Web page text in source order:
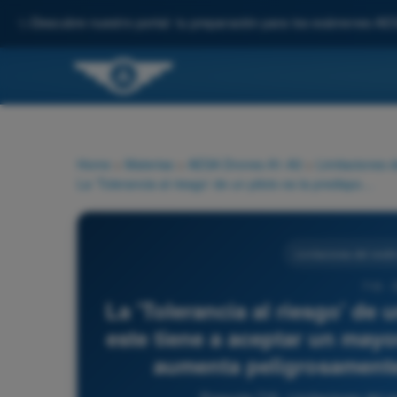
Descubre nuestro portal: tu preparación para los exámenes
Home Materias AESA Drones A1-A3 Limitaciones
La 'Tolerancia al riesgo' de
este tiene a aceptar un
aumenta